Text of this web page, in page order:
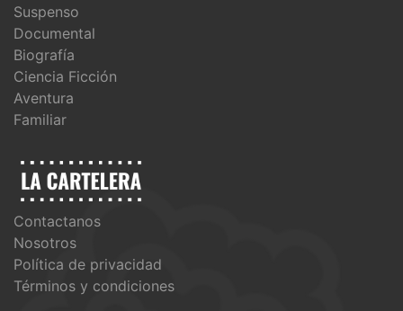
Suspenso
Documental
Biografía
Ciencia Ficción
Aventura
Familiar
Contactanos
Nosotros
Política de privacidad
Términos y condiciones